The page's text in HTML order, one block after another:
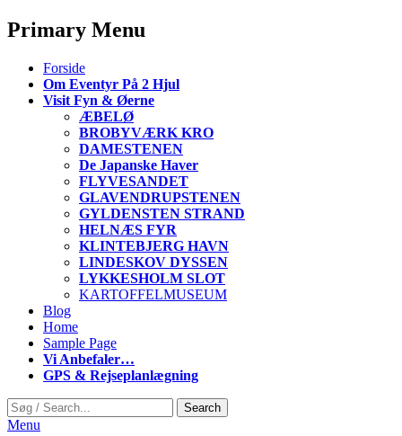
Primary Menu
Forside
Om Eventyr På 2 Hjul
Visit Fyn & Øerne
ÆBELØ
BROBYVÆRK KRO
DAMESTENEN
De Japanske Haver
FLYVESANDET
GLAVENDRUPSTENEN
GYLDENSTEN STRAND
HELNÆS FYR
KLINTEBJERG HAVN
LINDESKOV DYSSEN
LYKKESHOLM SLOT
KARTOFFELMUSEUM
Blog
Home
Sample Page
Vi Anbefaler…
GPS & Rejseplanlægning
Search
Search
for:
Menu